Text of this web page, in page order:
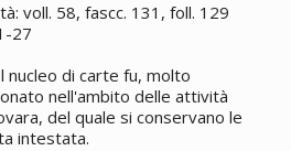
voll. 58, fascc. 131, foll. 129
27
nucleo di carte fu, molto
nell'ambito delle attività
del quale si conservano le
intestata.